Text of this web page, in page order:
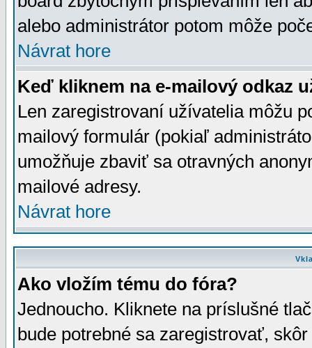
alebo administrátor potom môže
Návrat hore
Keď kliknem na e-mailový odkaz
Len zaregistrovaní užívatelia môžu
mailový formulár (pokiaľ
umožňuje zbaviť sa otravných
mailové adresy.
Návrat hore
Ako vložím tému do fóra?
Jednoucho. Kliknete na príslušné
bude potrebné sa zaregistrovať,